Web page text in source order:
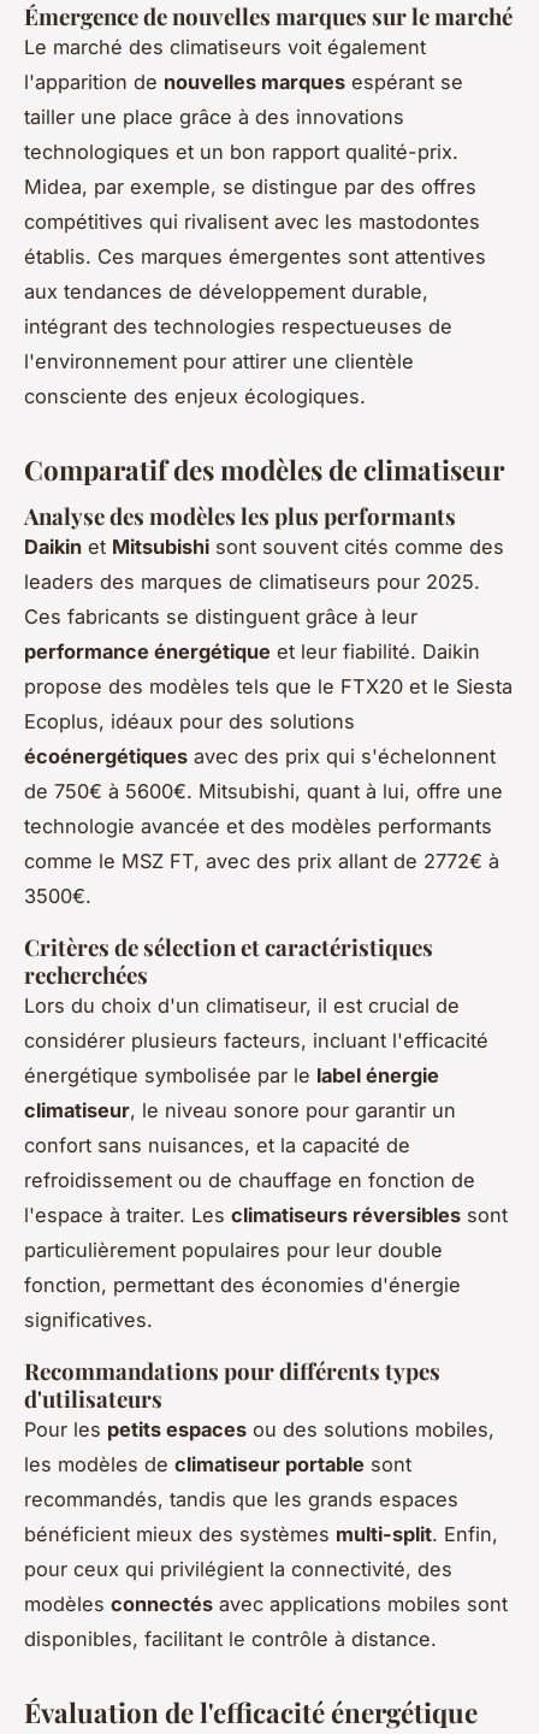
Émergence de nouvelles marques sur le marché
Le marché des climatiseurs voit également
l'apparition de nouvelles marques espérant se
tailler une place grâce à des innovations
technologiques et un bon rapport qualité-prix.
Midea, par exemple, se distingue par des offres
compétitives qui rivalisent avec les mastodontes
établis. Ces marques émergentes sont attentives
aux tendances de développement durable,
intégrant des technologies respectueuses de
l'environnement pour attirer une clientèle
consciente des enjeux écologiques.
Comparatif des modèles de climatiseur
Analyse des modèles les plus performants
Daikin et Mitsubishi sont souvent cités comme des
leaders des marques de climatiseurs pour 2025.
Ces fabricants se distinguent grâce à leur
performance énergétique et leur fiabilité. Daikin
propose des modèles tels que le FTX20 et le Siesta
Ecoplus, idéaux pour des solutions
écoénergétiques avec des prix qui s'échelonnent
de 750€ à 5600€. Mitsubishi, quant à lui, offre une
technologie avancée et des modèles performants
comme le MSZ FT, avec des prix allant de 2772€ à
3500€.
Critères de sélection et caractéristiques
recherchées
Lors du choix d'un climatiseur, il est crucial de
considérer plusieurs facteurs, incluant l'efficacité
énergétique symbolisée par le label énergie
climatiseur, le niveau sonore pour garantir un
confort sans nuisances, et la capacité de
refroidissement ou de chauffage en fonction de
l'espace à traiter. Les climatiseurs réversibles sont
particulièrement populaires pour leur double
fonction, permettant des économies d'énergie
significatives.
Recommandations pour différents types
d'utilisateurs
Pour les petits espaces ou des solutions mobiles,
les modèles de climatiseur portable sont
recommandés, tandis que les grands espaces
bénéficient mieux des systèmes multi-split. Enfin,
pour ceux qui privilégient la connectivité, des
modèles connectés avec applications mobiles sont
disponibles, facilitant le contrôle à distance.
Évaluation de l'efficacité énergétique